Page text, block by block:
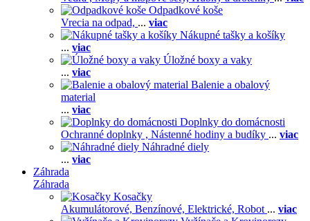
Odpadkové koše
Vrecia na odpad, ... viac
Nákupné tašky a košíky
... viac
Úložné boxy a vaky
... viac
Balenie a obalový
material
... viac
Doplnky do domácnosti
Ochranné doplnky , Nástenné hodiny a budíky ... viac
Náhradné diely
... viac
Záhrada
Záhrada
Kosačky
Akumulátorové, Benzínové, Elektrické, Robot ... viac